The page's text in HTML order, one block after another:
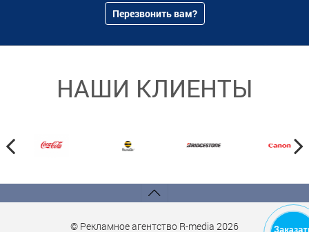
Перезвонить вам?
НАШИ КЛИЕНТЫ
© Рекламное агентство R-media 2026